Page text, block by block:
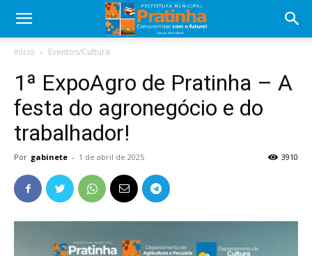
Início Eventos/Cultura
1ª ExpoAgro de Pratinha – A
festa do agronegócio e do
trabalhador!
Por gabinete - 1 de abril de 2025 3910